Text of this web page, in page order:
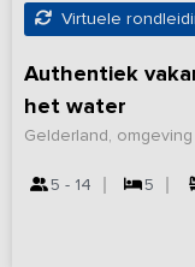
Virtuele
Authentiek
het water
Gelderland,
5 - 14 5